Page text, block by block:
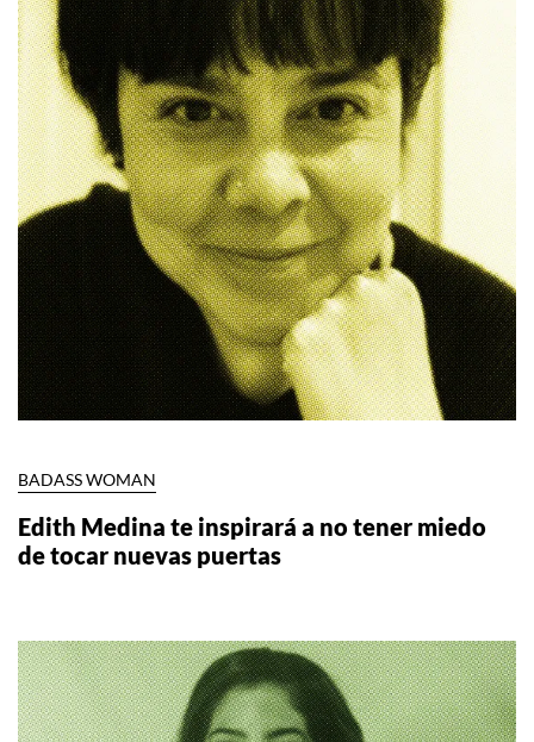
BADASS WOMAN
Edith Medina te inspirará a no tener miedo
de tocar nuevas puertas